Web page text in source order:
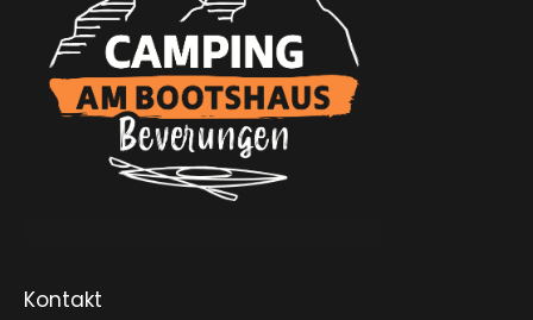
Kontakt